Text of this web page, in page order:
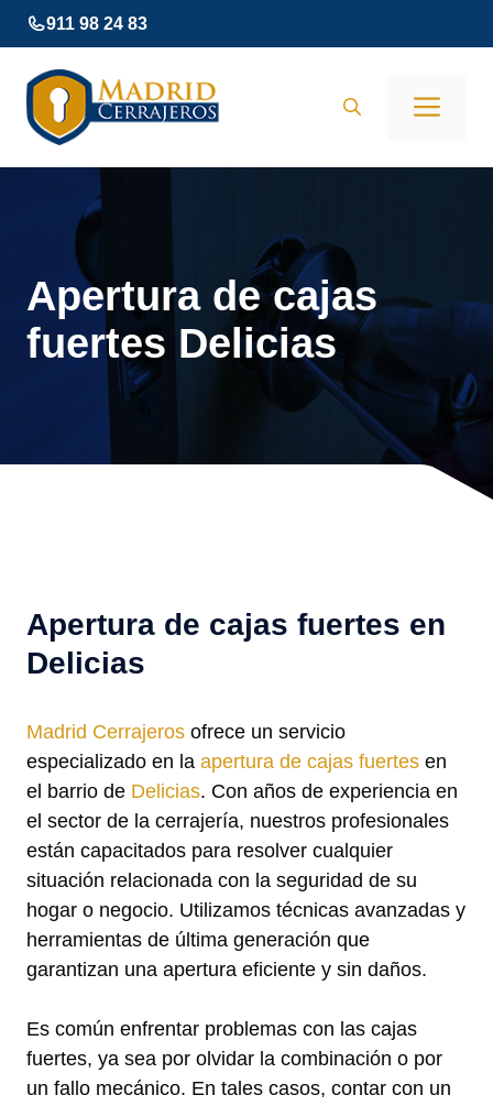
Saltar
al
contenido
911 98 24 83
Apertura de cajas
fuertes Delicias
Apertura de cajas fuertes en
Delicias
Madrid Cerrajeros ofrece un servicio
especializado en la apertura de cajas fuertes en
el barrio de Delicias. Con años de experiencia en
el sector de la cerrajería, nuestros profesionales
están capacitados para resolver cualquier
situación relacionada con la seguridad de su
hogar o negocio. Utilizamos técnicas avanzadas y
herramientas de última generación que
garantizan una apertura eficiente y sin daños.
Es común enfrentar problemas con las cajas
fuertes, ya sea por olvidar la combinación o por
un fallo mecánico. En tales casos, contar con un